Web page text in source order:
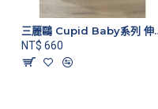
三麗鷗
NT$ 660